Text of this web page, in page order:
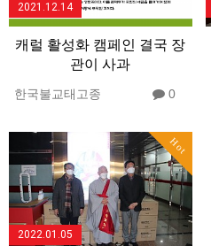
2021.12.14
캐럴 활성화 캠페인 결국 장
관이 사과
한국불교태고종 0
Hot
2022.01.05